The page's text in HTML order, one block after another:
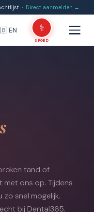
· Direct aanmelden →
EN ⚕
SPOED
tand of
ons op. Tijdens
snel mogelijk.
bij Dental365.